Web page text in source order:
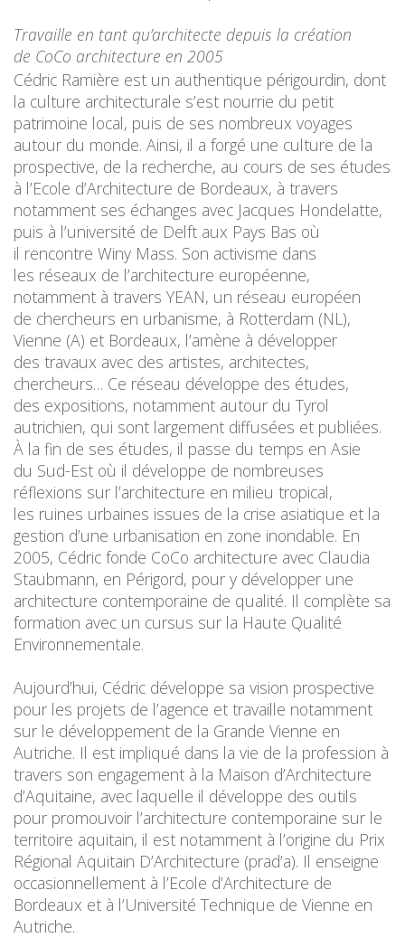
Travaille en tant qu’architecte depuis la création
de CoCo architecture en 2005
Cédric Ramière est un authentique périgourdin, dont
la culture architecturale s’est nourrie du petit
patrimoine local, puis de ses nombreux voyages
autour du monde. Ainsi, il a forgé une culture de la
prospective, de la recherche, au cours de ses études
à l’Ecole d’Architecture de Bordeaux, à travers
notamment ses échanges avec Jacques Hondelatte,
puis à l’université de Delft aux Pays Bas où
il rencontre Winy Mass. Son activisme dans
les réseaux de l’architecture européenne,
notamment à travers YEAN, un réseau européen
de chercheurs en urbanisme, à Rotterdam (NL),
Vienne (A) et Bordeaux, l’amène à développer
des travaux avec des artistes, architectes,
chercheurs… Ce réseau développe des études,
des expositions, notamment autour du Tyrol
autrichien, qui sont largement diffusées et publiées.
À la fin de ses études, il passe du temps en Asie
du Sud-Est où il développe de nombreuses
réflexions sur l’architecture en milieu tropical,
les ruines urbaines issues de la crise asiatique et la
gestion d’une urbanisation en zone inondable. En
2005, Cédric fonde CoCo architecture avec Claudia
Staubmann, en Périgord, pour y développer une
architecture contemporaine de qualité. Il complète sa
formation avec un cursus sur la Haute Qualité
Environnementale.
Aujourd’hui, Cédric développe sa vision prospective
pour les projets de l’agence et travaille notamment
sur le développement de la Grande Vienne en
Autriche. Il est impliqué dans la vie de la profession à
travers son engagement à la Maison d’Architecture
d’Aquitaine, avec laquelle il développe des outils
pour promouvoir l’architecture contemporaine sur le
territoire aquitain, il est notamment à l’origine du Prix
Régional Aquitain D’Architecture (prad’a). Il enseigne
occasionnellement à l’Ecole d’Architecture de
Bordeaux et à l’Université Technique de Vienne en
Autriche.